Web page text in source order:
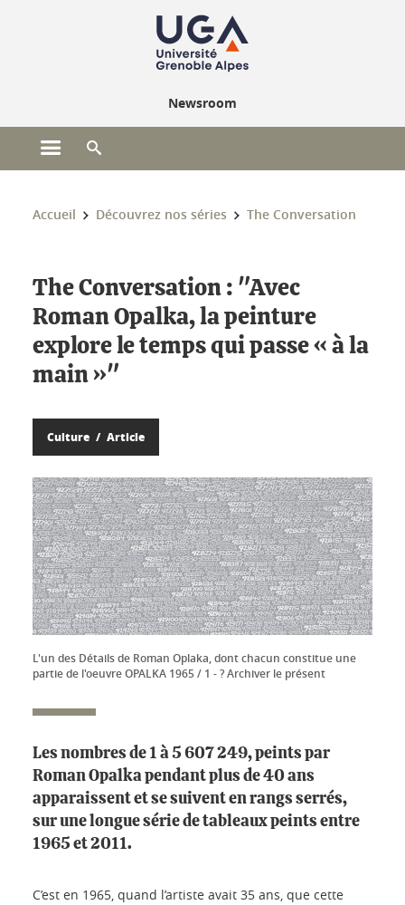
Newsroom
Ouvrir le menu principal
Vous êtes ici :
Accueil Découvrez nos séries The Conversation
The Conversation : "Avec
Roman Opalka, la peinture
explore le temps qui passe « à la
main »"
Culture Article
L'un des Détails de Roman Oplaka, dont chacun constitue une
partie de l'oeuvre OPALKA 1965 / 1 - ? Archiver le présent
Les nombres de 1 à 5 607 249, peints par
Roman Opalka pendant plus de 40 ans
apparaissent et se suivent en rangs serrés,
sur une longue série de tableaux peints entre
1965 et 2011.
C’est en 1965, quand l’artiste avait 35 ans, que cette